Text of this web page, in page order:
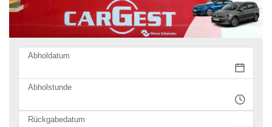
Abholdatum
Abholstunde
Rückgabedatum